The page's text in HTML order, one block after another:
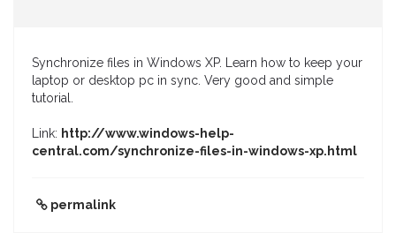
Synchronize files in Windows XP. Learn how to keep your
laptop or desktop pc in sync. Very good and simple
tutorial.
Link: http://www.windows-help-
central.com/synchronize-files-in-windows-xp.html
permalink